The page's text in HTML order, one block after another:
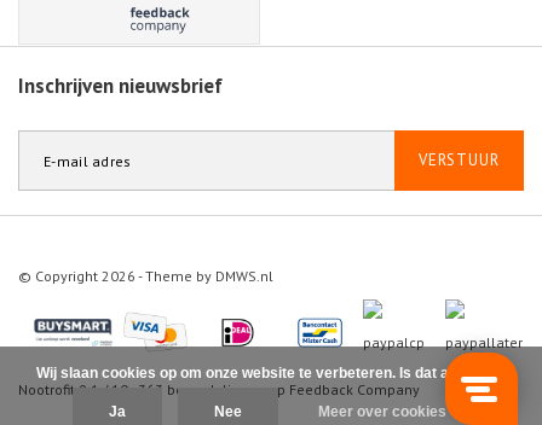
problemen ervaren.
Inschrijven nieuwsbrief
VERSTUUR
© Copyright 2026 - Theme by DMWS.nl
Nootrofit 9.1 / 10 363 beoordelingen op Feedback Company
Wij slaan cookies op om onze website te verbeteren. Is dat akkoord?
Ja Nee Meer over cookies »